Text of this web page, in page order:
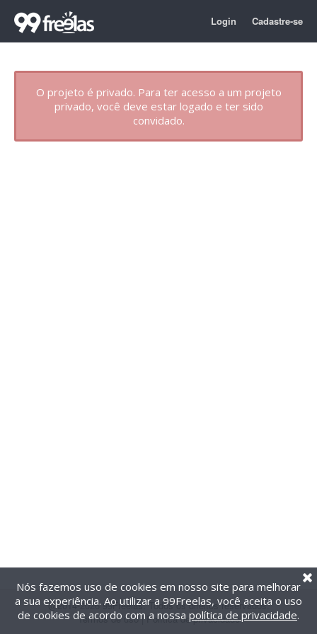
Login Cadastre-se
O projeto é privado. Para ter acesso a um projeto
privado, você deve estar logado e ter sido
convidado.
@2014-2026 99Freelas. Todos os direitos reservados.
Termos de uso| Política de privacidade
Nós fazemos uso de cookies em nosso site para melhorar
a sua experiência. Ao utilizar a 99Freelas, você aceita o uso
de cookies de acordo com a nossa política de privacidade.